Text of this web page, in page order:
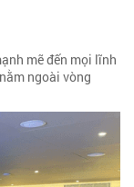
mẽ đến mọi lĩnh
ngoài vòng